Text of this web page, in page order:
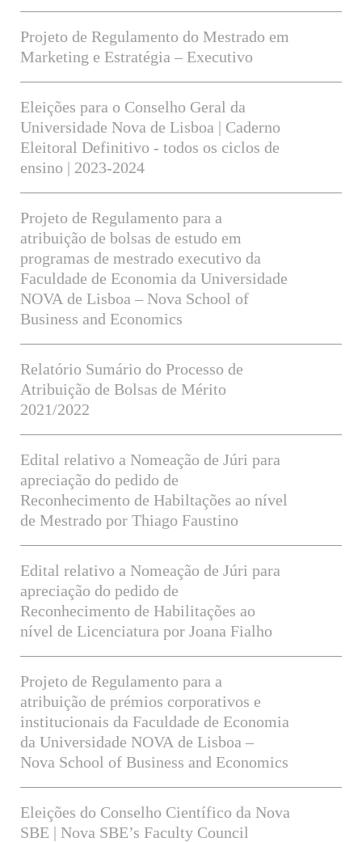
Projeto de Regulamento do Mestrado em
Marketing e Estratégia – Executivo
Eleições para o Conselho Geral da
Universidade Nova de Lisboa | Caderno
Eleitoral Definitivo - todos os ciclos de
ensino | 2023-2024
Projeto de Regulamento para a
atribuição de bolsas de estudo em
programas de mestrado executivo da
Faculdade de Economia da Universidade
NOVA de Lisboa – Nova School of
Business and Economics
Relatório Sumário do Processo de
Atribuição de Bolsas de Mérito
2021/2022
Edital relativo a Nomeação de Júri para
apreciação do pedido de
Reconhecimento de Habiltações ao nível
de Mestrado por Thiago Faustino
Edital relativo a Nomeação de Júri para
apreciação do pedido de
Reconhecimento de Habilitações ao
nível de Licenciatura por Joana Fialho
Projeto de Regulamento para a
atribuição de prémios corporativos e
institucionais da Faculdade de Economia
da Universidade NOVA de Lisboa –
Nova School of Business and Economics
Eleições do Conselho Científico da Nova
SBE | Nova SBE’s Faculty Council